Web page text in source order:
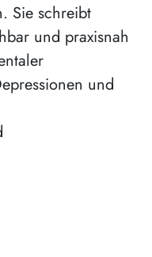
Sie schreibt
und praxisnah
und